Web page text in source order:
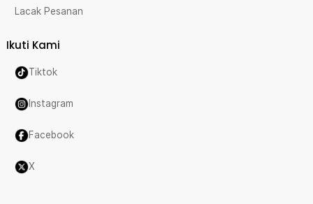
Lacak Pesanan
Ikuti Kami
Tiktok
Instagram
Facebook
X